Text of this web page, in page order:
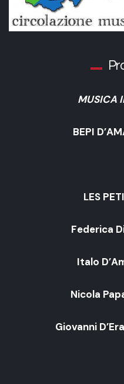
MUSICA
BEPI
LES
Federica
Italo
Nicola
Giovanni